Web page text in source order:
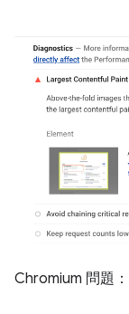
Chromium 問題：